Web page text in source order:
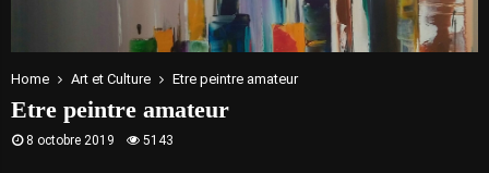
Home Art et Culture Etre peintre amateur
Etre peintre amateur
8 octobre 2019 5143